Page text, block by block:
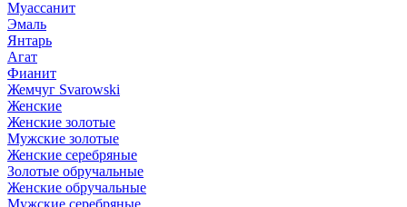
Муассанит
Эмаль
Янтарь
Агат
Фианит
Жемчуг Svarowski
Женские
Женские золотые
Мужские золотые
Женские серебряные
Золотые обручальные
Женские обручальные
Мужские серебряные